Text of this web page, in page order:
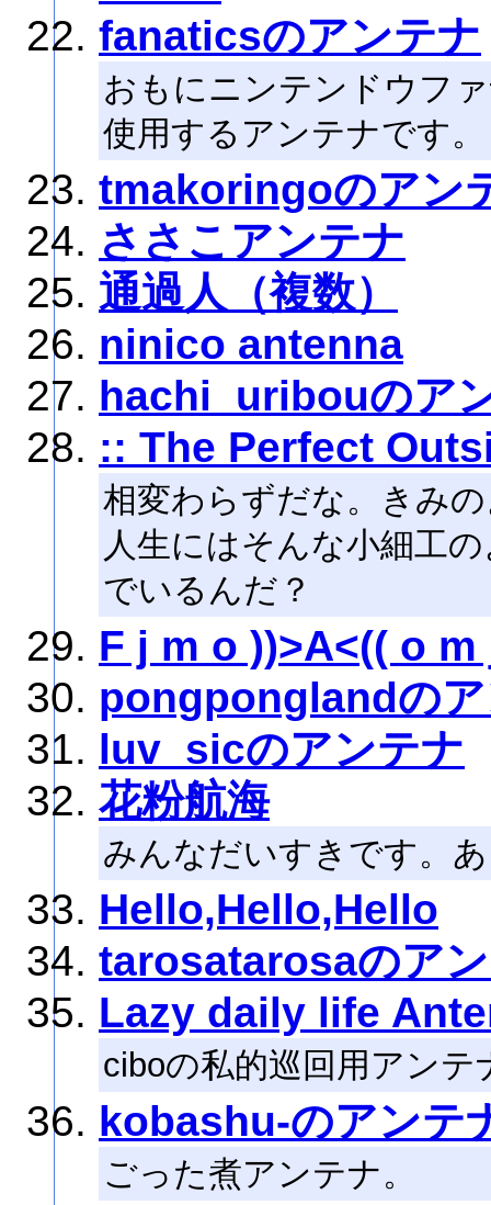
fanaticsのアンテナ
おもにニンテンドウフ
使用するアンテナです。
tmakoringoのアン
ささこアンテナ
通過人（複数）
ninico antenna
hachi_uribouのア
:: The Perfect
相変わらずだな。きみ
人生にはそんな小細工
でいるんだ？
F j m o ))>A<(( o m
pongponglandの
luv_sicのアンテナ
花粉航海
みんなだいすきです。
Hello,Hello,Hello
tarosatarosaのア
Lazy daily life
ciboの私的巡回用アンテ
kobashu-のアンテ
ごった煮アンテナ。